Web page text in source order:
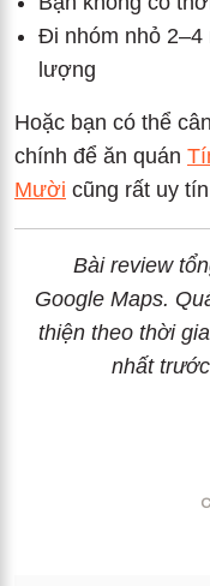
Đi nhóm nhỏ 2–4
lượng
Hoặc bạn có thể
chính để ăn quán
Mười cũng rất uy
Bài review
Google Maps.
thiện theo thời
nhất